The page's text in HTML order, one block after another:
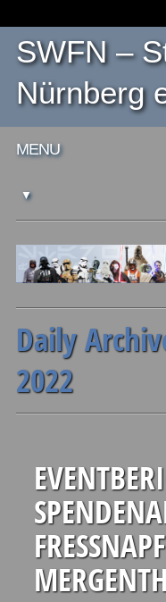
SWFN –
Nürnberg
Main menu
MENU
Daily
2022